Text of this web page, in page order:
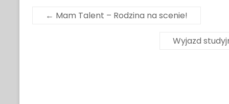
← Mam Talent – Rodzina na scenie!
Wyjazd